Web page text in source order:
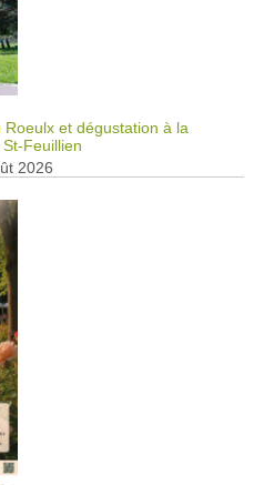
et dégustation à la
Feuillien
2026